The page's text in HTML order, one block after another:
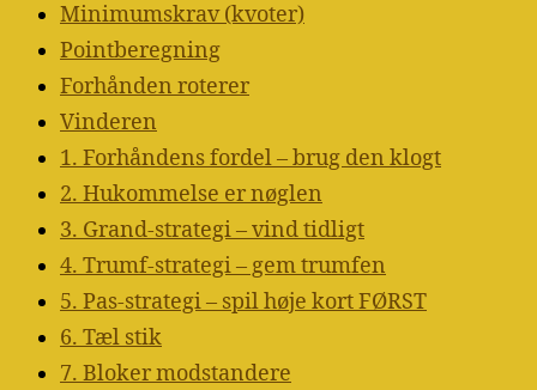
Minimumskrav (kvoter)
Pointberegning
Forhånden roterer
Vinderen
1. Forhåndens fordel – brug den klogt
2. Hukommelse er nøglen
3. Grand-strategi – vind tidligt
4. Trumf-strategi – gem trumfen
5. Pas-strategi – spil høje kort FØRST
6. Tæl stik
7. Bloker modstandere